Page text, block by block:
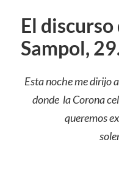
El
Sampol,
Esta noche me dirijo
donde la Corona
queremos